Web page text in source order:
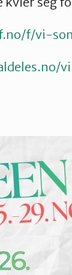
f/vi-